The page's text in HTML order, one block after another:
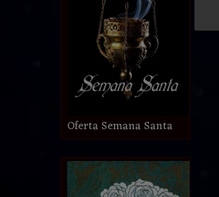
Oferta Semana Santa